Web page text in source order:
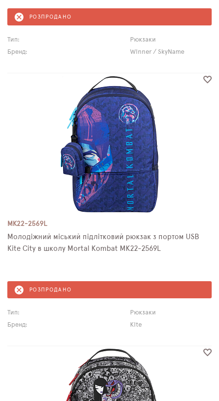
РОЗПРОДАНО
Тип:
Рюкзаки
Бренд:
Winner / SkyName
MK22-2569L
Молодіжний міський підлітковий рюкзак з портом USB
Kite City в школу Mortal Kombat MK22-2569L
РОЗПРОДАНО
Тип:
Рюкзаки
Бренд:
Kite